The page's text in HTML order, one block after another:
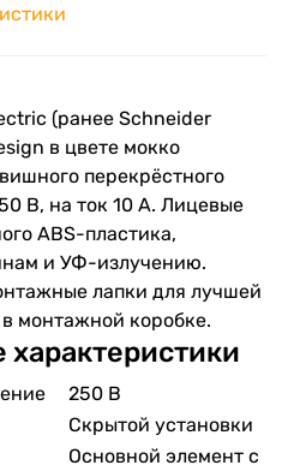
(ранее Schneider
в цвете мокко
перекрёстного
В, на ток 10 А. Лицевые
ABS-пластика,
и УФ-излучению.
лапки для лучшей
монтажной коробке.
250 В
Скрытой установки
Основной элемент с